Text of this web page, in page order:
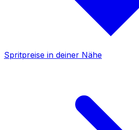
Spritpreise in deiner Nähe